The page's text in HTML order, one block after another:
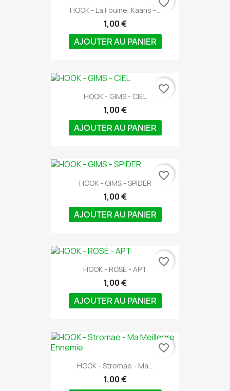
HOOK - La Fouine, Kaaris -...
1,00 €
AJOUTER AU PANIER
HOOK - GIMS - CIEL
1,00 €
AJOUTER AU PANIER
favorite_border
HOOK - GIMS - SPIDER
1,00 €
AJOUTER AU PANIER
favorite_border
HOOK - ROSÉ - APT
1,00 €
AJOUTER AU PANIER
favorite_border
HOOK - Stromae - Ma...
1,00 €
favorite_border